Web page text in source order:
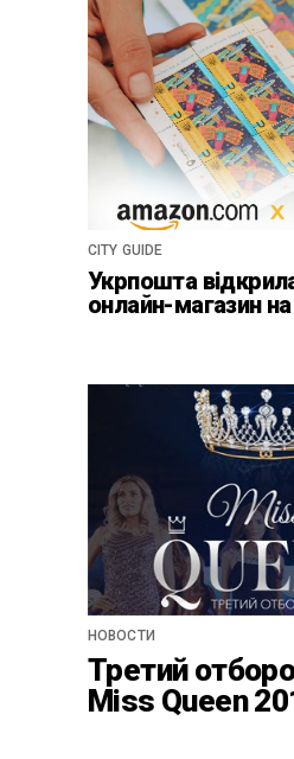
CITY GUIDE
Укрпошта
онлайн-магазин
НОВОСТИ
Третий
Miss Queen